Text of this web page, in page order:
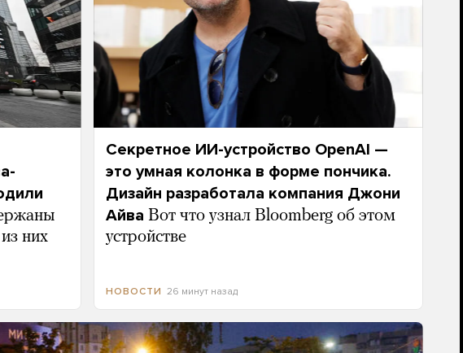
них
Секретное ИИ-устройство OpenAI —
это умная колонка в форме пончика.
Дизайн разработала компания Джони
Айва Вот что узнал Bloomberg об этом
устройстве
НОВОСТИ 26 минут назад